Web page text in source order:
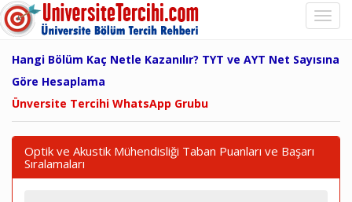
Hangi Bölüm Kaç Netle Kazanılır? TYT ve AYT Net Sayısına
Göre Hesaplama
Ünversite Tercihi WhatsApp Grubu
Optik ve Akustik Mühendisliği Taban Puanları ve Başarı
Sıralamaları